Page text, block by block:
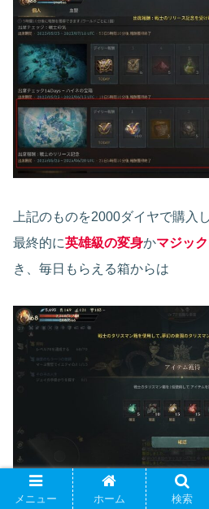
上記のものを2000ダイヤで購入
最終的に英雄級の変身かマジッ
き、毎日もらえる箱からは
メニュー ホーム 検索